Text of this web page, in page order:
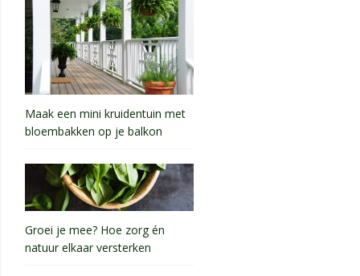
Maak een mini kruidentuin met
bloembakken op je balkon
Groei je mee? Hoe zorg én
natuur elkaar versterken